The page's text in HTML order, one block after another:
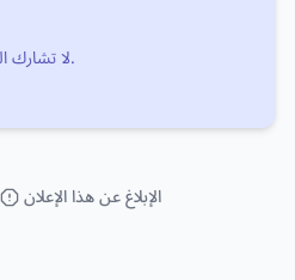
لا تشارك التفاصيل المالية الشخصية.
الإبلاغ عن هذا الإعلان